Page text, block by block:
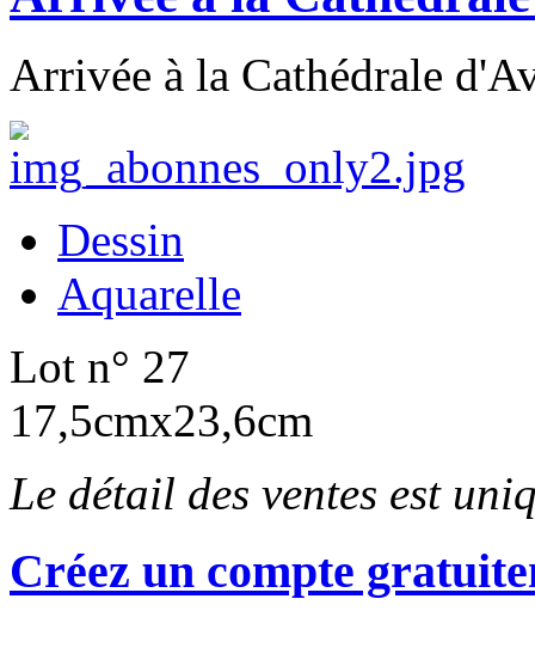
Arrivée à la Cathédrale
Dessin
Aquarelle
Lot n° 27
17,5cmx23,6cm
Le détail des ventes est
Créez un compte